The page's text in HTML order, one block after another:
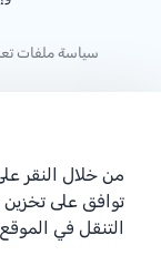
سياسة ملفات
من خلال النقر
توافق على
التنقل في